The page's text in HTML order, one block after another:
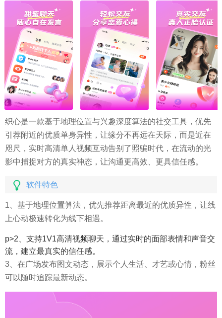
织心是一款基于地理位置与兴趣深度算法的社交工具，优先
引荐附近的优质单身异性，让缘分不再远在天际，而是近在
咫尺，实时高清单人视频互动告别了照骗时代，在流动的光
影中捕捉对方的真实神态，让沟通更高效、更具信任感。
软件特色
1、基于地理位置算法，优先推荐距离最近的优质异性，让线
上心动极速转化为线下相遇。
p>2、支持1V1高清视频聊天，通过实时的面部表情和声音交
流，建立最真实的信任感。
3、在广场发布图文动态，展示个人生活、才艺或心情，粉丝
可以随时追踪最新动态。